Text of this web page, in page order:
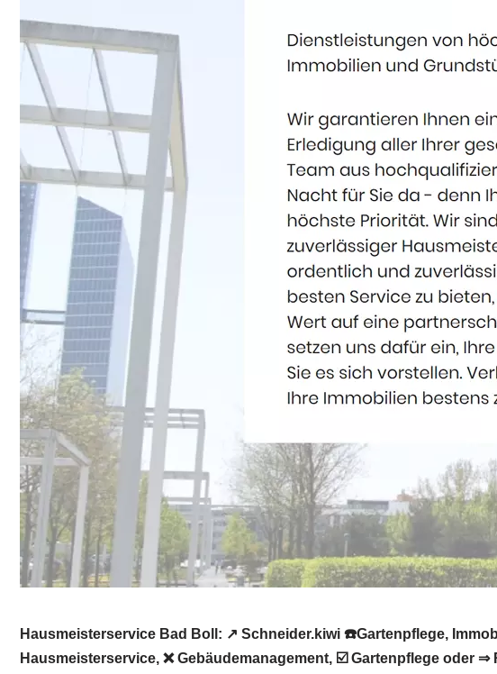
Hausmeisterservice Bad Boll: ↗️ Schneider.kiwi ☎️Gartenpflege,
Hausmeisterservice, ❌ Gebäudemanagement, ☑️ Gartenpflege